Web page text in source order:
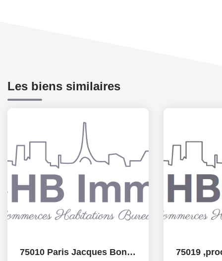
Les biens similaires
75010 Paris Jacques Bonsergent, boutique d'angle de 57 m2...